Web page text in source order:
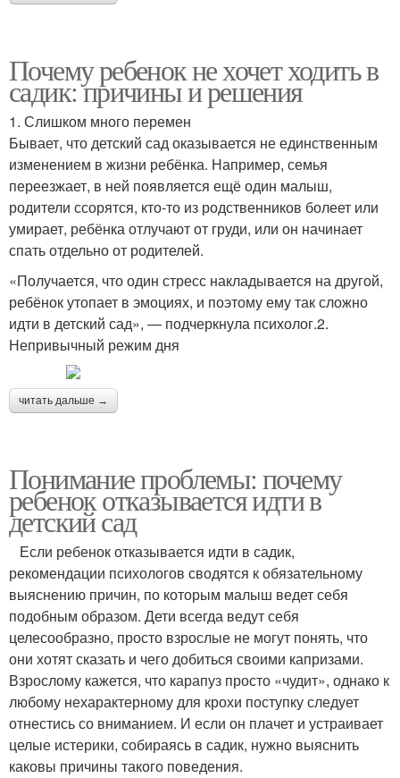
Почему ребенок не хочет ходить в
садик: причины и решения
1. Слишком много перемен
Бывает, что детский сад оказывается не единственным
изменением в жизни ребёнка. Например, семья
переезжает, в ней появляется ещё один малыш,
родители ссорятся, кто-то из родственников болеет или
умирает, ребёнка отлучают от груди, или он начинает
спать отдельно от родителей.
«Получается, что один стресс накладывается на другой,
ребёнок утопает в эмоциях, и поэтому ему так сложно
идти в детский сад», — подчеркнула психолог.2.
Непривычный режим дня
читать дальше →
Понимание проблемы: почему
ребенок отказывается идти в
детский сад
Если ребенок отказывается идти в садик,
рекомендации психологов сводятся к обязательному
выяснению причин, по которым малыш ведет себя
подобным образом. Дети всегда ведут себя
целесообразно, просто взрослые не могут понять, что
они хотят сказать и чего добиться своими капризами.
Взрослому кажется, что карапуз просто «чудит», однако к
любому нехарактерному для крохи поступку следует
отнестись со вниманием. И если он плачет и устраивает
целые истерики, собираясь в садик, нужно выяснить
каковы причины такого поведения.